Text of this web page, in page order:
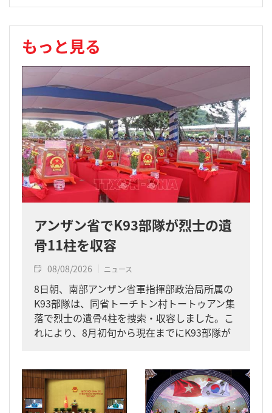
もっと見る
アンザン省でK93部隊が烈士の遺
骨11柱を収容
08/08/2026 ニュース
8日朝、南部アンザン省軍指揮部政治局所属の
K93部隊は、同省トーチトン村トートゥアン集
落で烈士の遺骨4柱を捜索・収容しました。こ
れにより、8月初旬から現在までにK93部隊が